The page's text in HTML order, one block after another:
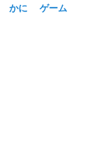
かに
ゲーム